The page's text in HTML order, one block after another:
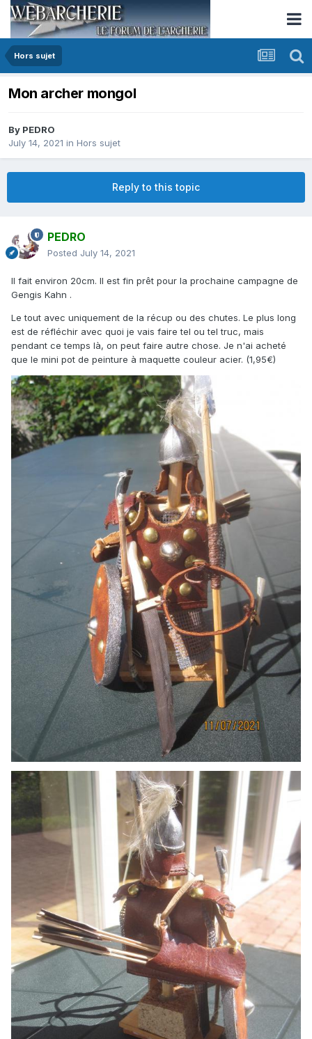
Hors sujet
Mon archer mongol
By PEDRO
July 14, 2021 in Hors sujet
Reply to this topic
PEDRO
Posted July 14, 2021
Il fait environ 20cm. Il est fin prêt pour la prochaine campagne de
Gengis Kahn .
Le tout avec uniquement de la récup ou des chutes. Le plus long
est de réfléchir avec quoi je vais faire tel ou tel truc, mais
pendant ce temps là, on peut faire autre chose. Je n'ai acheté
que le mini pot de peinture à maquette couleur acier. (1,95€)